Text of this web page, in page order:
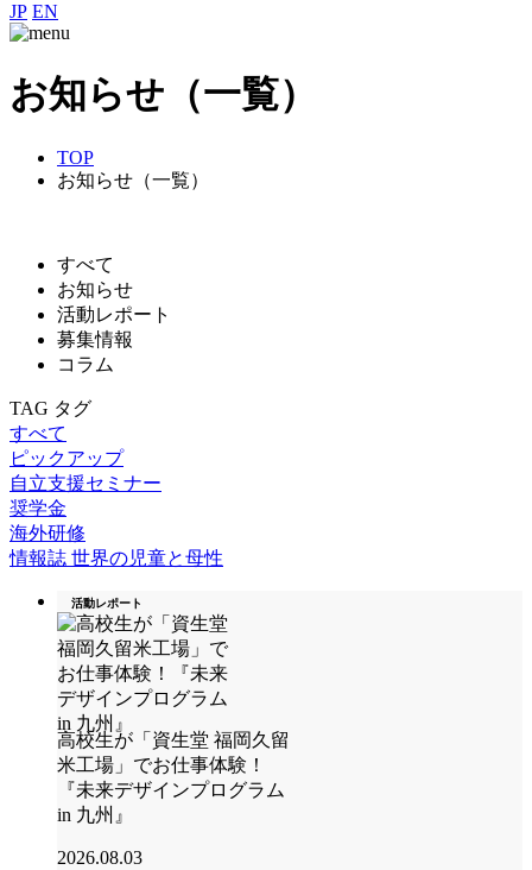
JP EN
お知らせ（一覧）
TOP
お知らせ（一覧）
すべて
お知らせ
活動レポート
募集情報
コラム
TAG タグ
すべて
ピックアップ
自立支援セミナー
奨学金
海外研修
情報誌 世界の児童と母性
活動レポート
高校生が「資生堂 福岡久留
米工場」でお仕事体験！
『未来デザインプログラム
in 九州』
2026.08.03